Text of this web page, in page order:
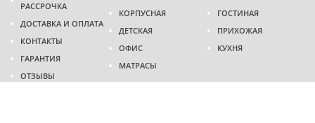
РАССРОЧКА
ДОСТАВКА И ОПЛАТА
КОНТАКТЫ
ГАРАНТИЯ
ОТЗЫВЫ
КОРПУСНАЯ
ДЕТСКАЯ
ОФИС
МАТРАСЫ
ГОСТИНАЯ
ПРИХОЖАЯ
КУХНЯ